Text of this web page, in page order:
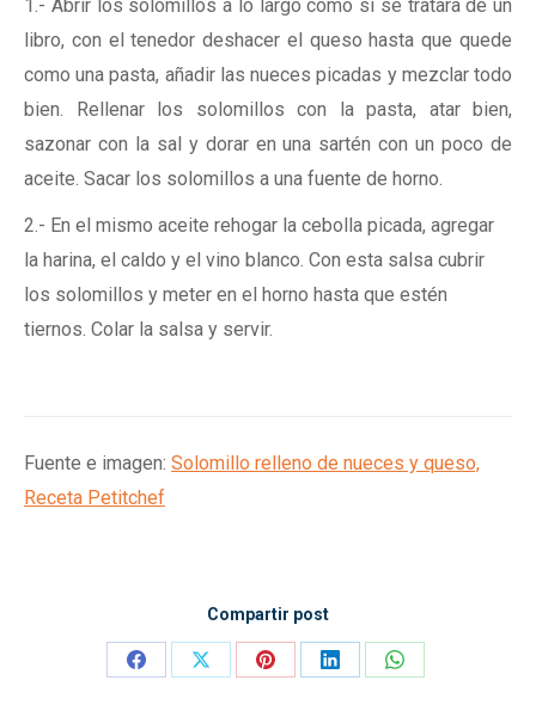
1.- Abrir los solomillos a lo largo como si se tratara de un
libro, con el tenedor deshacer el queso hasta que quede
como una pasta, añadir las nueces picadas y mezclar todo
bien. Rellenar los solomillos con la pasta, atar bien,
sazonar con la sal y dorar en una sartén con un poco de
aceite. Sacar los solomillos a una fuente de horno.
2.- En el mismo aceite rehogar la cebolla picada, agregar
la harina, el caldo y el vino blanco. Con esta salsa cubrir
los solomillos y meter en el horno hasta que estén
tiernos. Colar la salsa y servir.
Fuente e imagen: Solomillo relleno de nueces y queso,
Receta Petitchef
Compartir post
CompartirCompartirCompartirCompartirCompartir